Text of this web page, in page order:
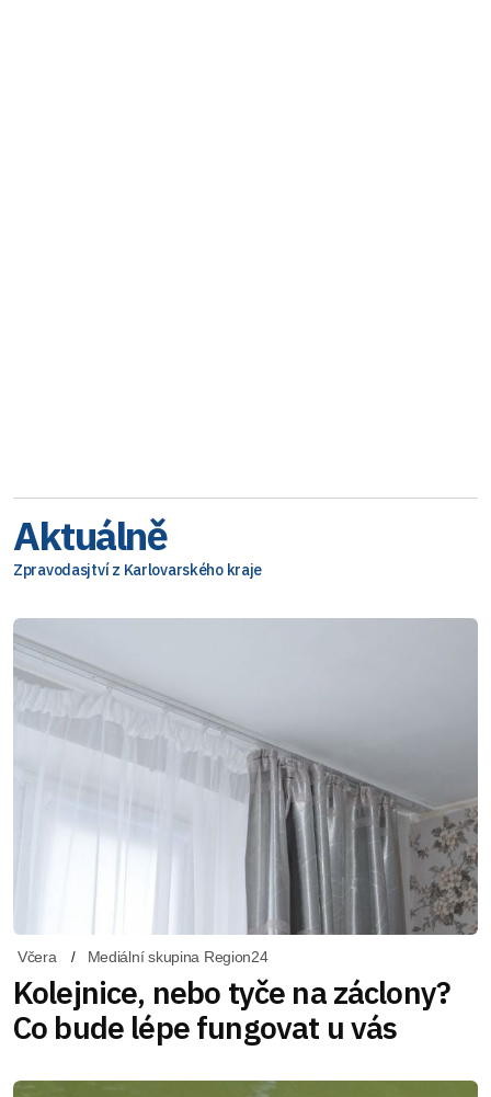
Aktuálně
Zpravodasjtví z Karlovarského kraje
Včera Mediální skupina Region24
Kolejnice, nebo tyče na záclony?
Co bude lépe fungovat u vás